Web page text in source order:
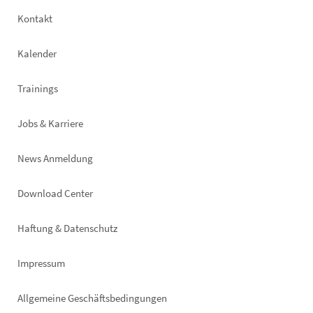
Footer
Kontakt
Kalender
Trainings
Jobs & Karriere
News Anmeldung
Footer
Download Center
Haftung & Datenschutz
Impressum
Allgemeine Geschäftsbedingungen